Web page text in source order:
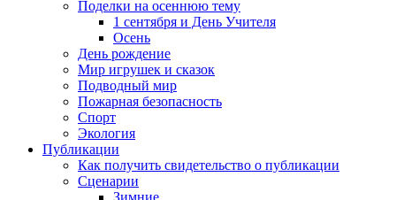
Поделки на осеннюю тему
1 сентября и День Учителя
Осень
День рождение
Мир игрушек и сказок
Подводный мир
Пожарная безопасность
Спорт
Экология
Публикации
Как получить свидетельство о публикации
Сценарии